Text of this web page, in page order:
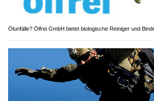
Ölunfälle? Ölfrei GmbH bietet biologische Reiniger und